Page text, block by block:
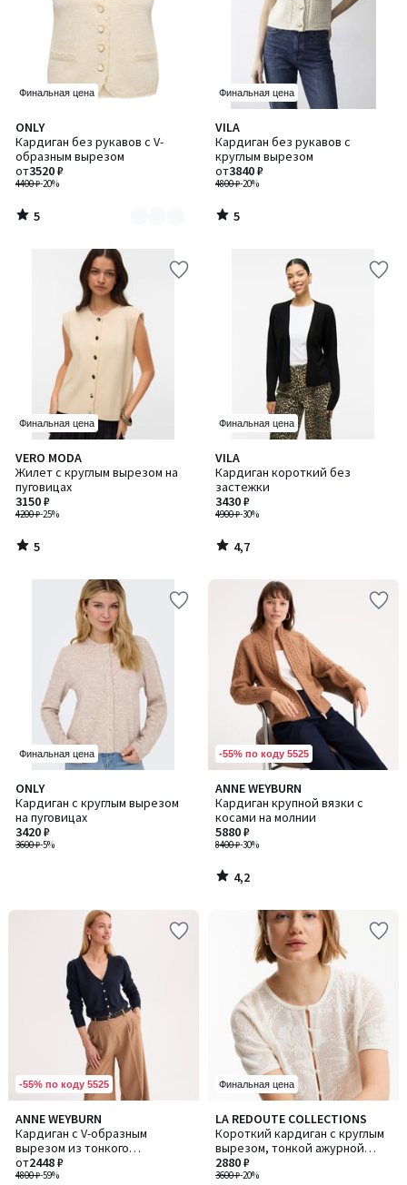
Финальная цена
ONLY
Кардиган без рукавов с V-
образным вырезом
4400 ₽-20%
от3520 ₽
5
/
5
Количество
цветов:
2
5
/
Финальная цена
VILA
Кардиган без рукавов с
круглым вырезом
4800 ₽-20%
от3840 ₽
5
/
5
5
/
Финальная цена
VERO MODA
Жилет с круглым вырезом на
пуговицах
4200 ₽-25%
3150 ₽
5
/
5
5
/
Финальная цена
VILA
Кардиган короткий без
застежки
4900 ₽-30%
3430 ₽
4,7
/ 5
4,7
/
Финальная цена
ONLY
Кардиган с круглым вырезом
на пуговицах
3600 ₽-5%
3420 ₽
-55% по коду 5525
ANNE WEYBURN
Кардиган крупной вязки с
косами на молнии
8400 ₽-30%
5880 ₽
4,2
/ 5
4,2
/
-55% по коду 5525
ANNE WEYBURN
Кардиган с V-образным
вырезом из тонкого
трикотажа, на пуговицах,
очень мягкий
4800 ₽-59%
от2448 ₽
4,1
/ 5
Количество
цветов:
2
Финальная цена
LA REDOUTE COLLECTIONS
Короткий кардиган с круглым
вырезом, тонкой ажурной
вязки, с застежкой на
пуговицы
3600 ₽-20%
2880 ₽
4,5
/ 5